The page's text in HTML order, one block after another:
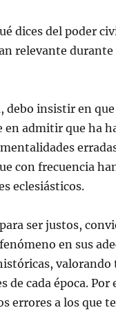
dices del poder
relevante
debo insistir en
en admitir que ha
con frecuencia
eclesiásticos.
ser justos,
en sus
valorando
de cada época. Por
errores a los que